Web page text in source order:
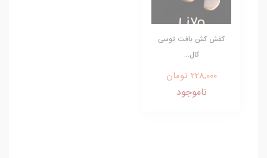
کفش کش بافت توسی
کال...
228,000 تومان
ناموجود